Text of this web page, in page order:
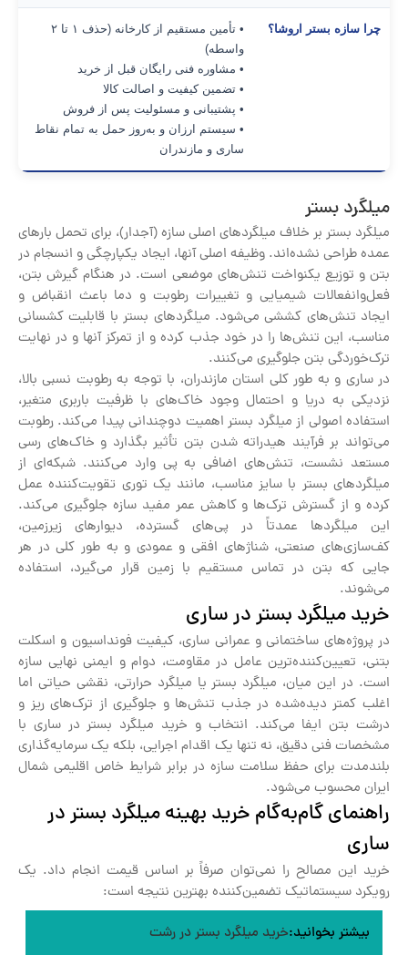
چرا سازه بستر اروشا؟
• تأمین مستقیم از کارخانه (حذف ۱ تا ۲
واسطه)
• مشاوره فنی رایگان قبل از خرید
• تضمین کیفیت و اصالت کالا
• پشتیبانی و مسئولیت پس از فروش
• سیستم ارزان و به‌روز حمل به تمام نقاط
ساری و مازندران
میلگرد بستر
میلگرد بستر بر خلاف میلگردهای اصلی سازه (آجدار)، برای تحمل بارهای
عمده طراحی نشده‌اند. وظیفه اصلی آنها، ایجاد یکپارچگی و انسجام در
بتن و توزیع یکنواخت تنش‌های موضعی است. در هنگام گیرش بتن،
فعل‌وانفعالات شیمیایی و تغییرات رطوبت و دما باعث انقباض و
ایجاد تنش‌های کششی می‌شود. میلگردهای بستر با قابلیت کشسانی
مناسب، این تنش‌ها را در خود جذب کرده و از تمرکز آنها و در نهایت
ترک‌خوردگی بتن جلوگیری می‌کنند.
در ساری و به طور کلی استان مازندران، با توجه به رطوبت نسبی بالا،
نزدیکی به دریا و احتمال وجود خاک‌های با ظرفیت باربری متغیر،
استفاده اصولی از میلگرد بستر اهمیت دوچندانی پیدا می‌کند. رطوبت
می‌تواند بر فرآیند هیدراته شدن بتن تأثیر بگذارد و خاک‌های رسی
مستعد نشست، تنش‌های اضافی به پی وارد می‌کنند. شبکه‌ای از
میلگردهای بستر با سایز مناسب، مانند یک توری تقویت‌کننده عمل
کرده و از گسترش ترک‌ها و کاهش عمر مفید سازه جلوگیری می‌کند.
این میلگردها عمدتاً در پی‌های گسترده، دیوارهای زیرزمین،
کف‌سازی‌های صنعتی، شناژهای افقی و عمودی و به طور کلی در هر
جایی که بتن در تماس مستقیم با زمین قرار می‌گیرد، استفاده
می‌شوند.
خرید میلگرد بستر در ساری
در پروژه‌های ساختمانی و عمرانی ساری، کیفیت فونداسیون و اسکلت
بتنی، تعیین‌کننده‌ترین عامل در مقاومت، دوام و ایمنی نهایی سازه
است. در این میان، میلگرد بستر یا میلگرد حرارتی، نقشی حیاتی اما
اغلب کمتر دیده‌شده در جذب تنش‌ها و جلوگیری از ترک‌های ریز و
درشت بتن ایفا می‌کند. انتخاب و خرید میلگرد بستر در ساری با
مشخصات فنی دقیق، نه تنها یک اقدام اجرایی، بلکه یک سرمایه‌گذاری
بلندمدت برای حفظ سلامت سازه در برابر شرایط خاص اقلیمی شمال
ایران محسوب می‌شود.
راهنمای گام‌به‌گام خرید بهینه میلگرد بستر در
ساری
خرید این مصالح را نمی‌توان صرفاً بر اساس قیمت انجام داد. یک
رویکرد سیستماتیک تضمین‌کننده بهترین نتیجه است:
بیشتر بخوانید:خرید میلگرد بستر در رشت